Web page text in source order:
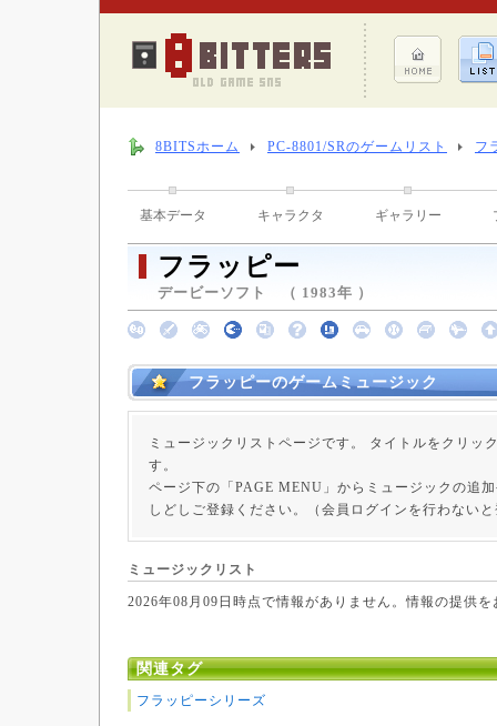
8BITSホーム PC-8801/SRのゲームリスト フ
基本データ キャラクタ ギャラリー
フラッピー
デービーソフト （ 1983年 ）
フラッピーのゲームミュージック
ミュージックリストページです。 タイトルをクリッ
す。
ページ下の「PAGE MENU」からミュージックの追
しどしご登録ください。（会員ログインを行わない
ミュージックリスト
2026年08月09日時点で情報がありません。情報の提供
関連タグ
フラッピーシリーズ